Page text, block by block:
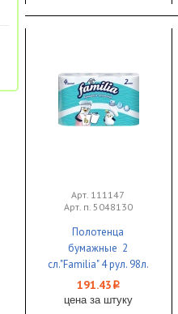
Арт. 111147
Арт. п. 5048130
Полотенца
бумажные 2
сл."Familia" 4 рул. 98л.
22,7*12,5 (лист 1/2)
белые 1/7
191.43 i
цена за штуку